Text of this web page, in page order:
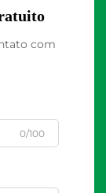
com
0/100